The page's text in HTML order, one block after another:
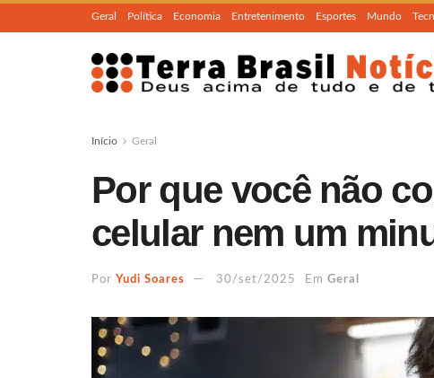
Geral Política Economia Entretenimento Esportes Mundo
Início Geral
Por que você não
celular nem um
Por Yudi Soares 30/set/2025 Em Geral